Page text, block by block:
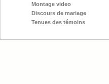
Montage video
Discours de mariage
Tenues des témoins